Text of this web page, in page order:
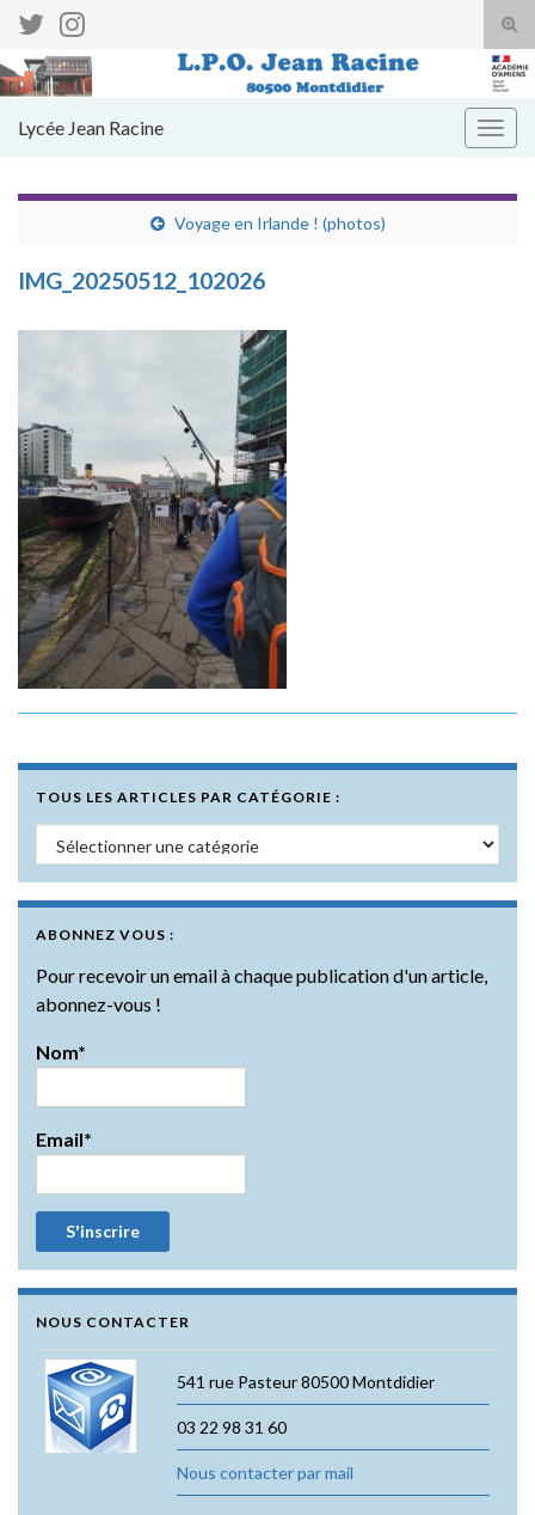
Search for:
Lycée Jean Racine
Voyage en Irlande ! (photos)
IMG_20250512_102026
TOUS LES ARTICLES PAR CATÉGORIE :
Tous les articles par catégorie :
ABONNEZ VOUS :
Pour recevoir un email à chaque publication d'un article,
abonnez-vous !
Nom*
Email*
NOUS CONTACTER
541 rue Pasteur 80500 Montdidier
03 22 98 31 60
Nous contacter par mail